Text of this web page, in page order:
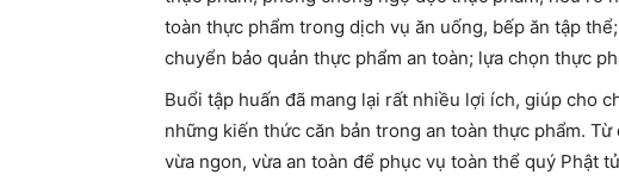
toàn thực phẩm trong dịch vụ ăn uống, bếp ăn tập
chuyển bảo quản thực phẩm an toàn; lựa chọn thực
Buổi tập huấn đã mang lại rất nhiều lợi ích, giúp cho
những kiến thức căn bản trong an toàn thực phẩm.
vừa ngon, vừa an toàn để phục vụ toàn thể quý Phật